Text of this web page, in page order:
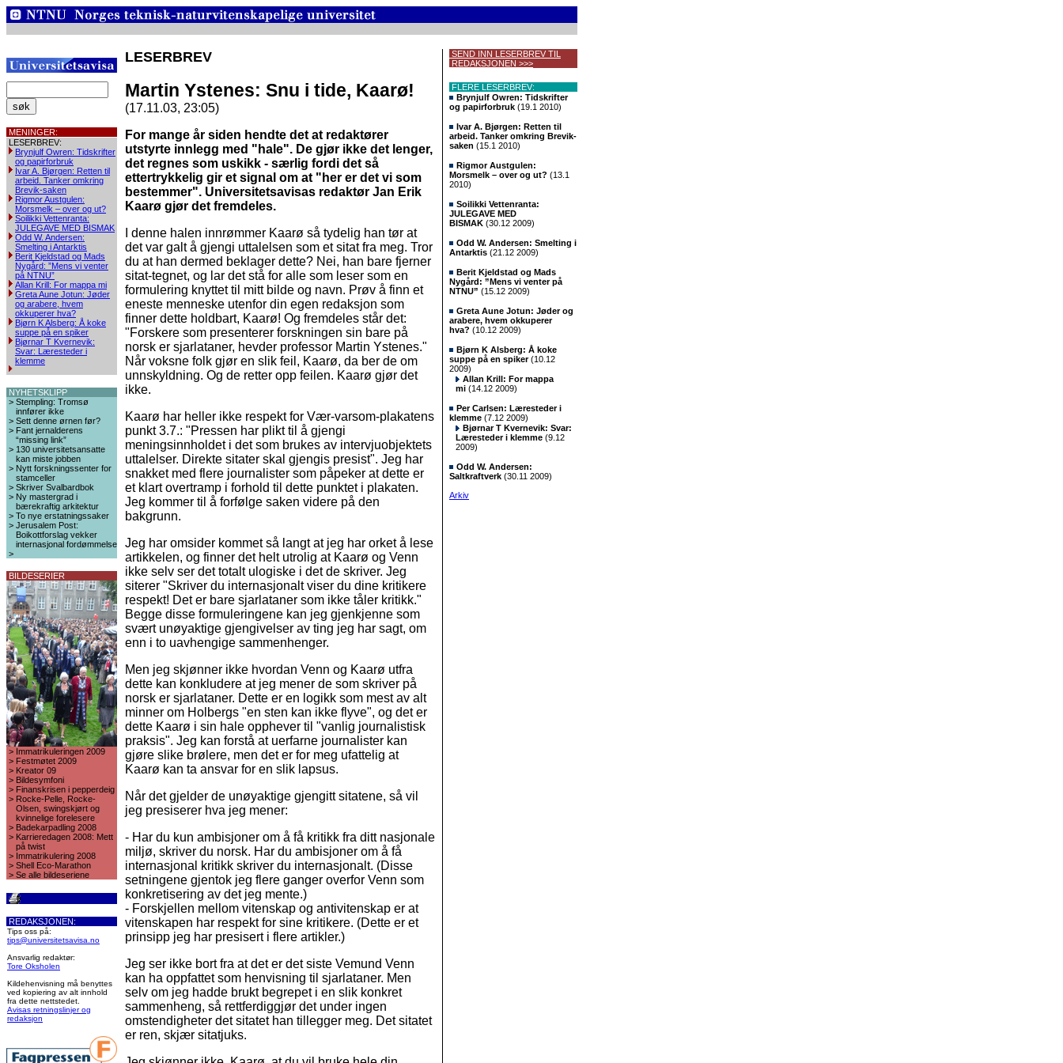
MENINGER:
LESERBREV:
Brynjulf Owren: Tidskrifter
og papirforbruk
Ivar A. Bjørgen: Retten til
arbeid. Tanker omkring
Brevik-saken
Rigmor Austgulen:
Morsmelk – over og ut?
Soilikki Vettenranta:
JULEGAVE MED BISMAK
Odd W. Andersen:
Smelting i Antarktis
Berit Kjeldstad og Mads
Nygård: ”Mens vi venter
på NTNU”
Allan Krill: For mappa mi
Greta Aune Jotun: Jøder
og arabere, hvem
okkuperer hva?
Bjørn K Alsberg: Å koke
suppe på en spiker
Bjørnar T Kvernevik:
Svar: Læresteder i
klemme
NYHETSKLIPP
> Stempling: Tromsø
innfører ikke
> Sett denne ørnen før?
> Fant jernalderens
“missing link”
> 130 universitetsansatte
kan miste jobben
> Nytt forskningssenter for
stamceller
> Skriver Svalbardbok
> Ny mastergrad i
bærekraftig arkitektur
> To nye erstatningssaker
> Jerusalem Post:
Boikottforslag vekker
internasjonal fordømmelse
>
BILDESERIER
> Immatrikuleringen 2009
> Festmøtet 2009
> Kreator 09
> Bildesymfoni
> Finanskrisen i pepperdeig
> Rocke-Pelle, Rocke-
Olsen, swingskjørt og
kvinnelige forelesere
> Badekarpadling 2008
> Karrieredagen 2008: Mett
på twist
> Immatrikulering 2008
> Shell Eco-Marathon
> Se alle bildeseriene
REDAKSJONEN:
Tips oss på:
tips@universitetsavisa.no
Ansvarlig redaktør:
Tore Oksholen
Kildehenvisning må benyttes
ved kopiering av alt innhold
fra dette nettstedet.
Avisas retningslinjer og
redaksjon
LESERBREV
Martin Ystenes: Snu i tide, Kaarø!
(17.11.03, 23:05)
For mange år siden hendte det at redaktører
utstyrte innlegg med "hale". De gjør ikke det lenger,
det regnes som uskikk - særlig fordi det så
ettertrykkelig gir et signal om at "her er det vi som
bestemmer". Universitetsavisas redaktør Jan Erik
Kaarø gjør det fremdeles.
I denne halen innrømmer Kaarø så tydelig han tør at
det var galt å gjengi uttalelsen som et sitat fra meg. Tror
du at han dermed beklager dette? Nei, han bare fjerner
sitat-tegnet, og lar det stå for alle som leser som en
formulering knyttet til mitt bilde og navn. Prøv å finn et
eneste menneske utenfor din egen redaksjon som
finner dette holdbart, Kaarø! Og fremdeles står det:
"Forskere som presenterer forskningen sin bare på
norsk er sjarlataner, hevder professor Martin Ystenes."
Når voksne folk gjør en slik feil, Kaarø, da ber de om
unnskyldning. Og de retter opp feilen. Kaarø gjør det
ikke.
Kaarø har heller ikke respekt for Vær-varsom-plakatens
punkt 3.7.: "Pressen har plikt til å gjengi
meningsinnholdet i det som brukes av intervjuobjektets
uttalelser. Direkte sitater skal gjengis presist". Jeg har
snakket med flere journalister som påpeker at dette er
et klart overtramp i forhold til dette punktet i plakaten.
Jeg kommer til å forfølge saken videre på den
bakgrunn.
Jeg har omsider kommet så langt at jeg har orket å lese
artikkelen, og finner det helt utrolig at Kaarø og Venn
ikke selv ser det totalt ulogiske i det de skriver. Jeg
siterer "Skriver du internasjonalt viser du dine kritikere
respekt! Det er bare sjarlataner som ikke tåler kritikk."
Begge disse formuleringene kan jeg gjenkjenne som
svært unøyaktige gjengivelser av ting jeg har sagt, om
enn i to uavhengige sammenhenger.
Men jeg skjønner ikke hvordan Venn og Kaarø utfra
dette kan konkludere at jeg mener de som skriver på
norsk er sjarlataner. Dette er en logikk som mest av alt
minner om Holbergs "en sten kan ikke flyve", og det er
dette Kaarø i sin hale opphever til "vanlig journalistisk
praksis". Jeg kan forstå at uerfarne journalister kan
gjøre slike brølere, men det er for meg ufattelig at
Kaarø kan ta ansvar for en slik lapsus.
Når det gjelder de unøyaktige gjengitt sitatene, så vil
jeg presiserer hva jeg mener:
- Har du kun ambisjoner om å få kritikk fra ditt nasjonale
miljø, skriver du norsk. Har du ambisjoner om å få
internasjonal kritikk skriver du internasjonalt. (Disse
setningene gjentok jeg flere ganger overfor Venn som
konkretisering av det jeg mente.)
- Forskjellen mellom vitenskap og antivitenskap er at
vitenskapen har respekt for sine kritikere. (Dette er et
prinsipp jeg har presisert i flere artikler.)
Jeg ser ikke bort fra at det er det siste Vemund Venn
kan ha oppfattet som henvisning til sjarlataner. Men
selv om jeg hadde brukt begrepet i en slik konkret
sammenheng, så rettferdiggjør det under ingen
omstendigheter det sitatet han tillegger meg. Det sitatet
er ren, skjær sitatjuks.
SEND INN LESERBREV TIL
REDAKSJONEN >>>
FLERE LESERBREV:
Brynjulf Owren: Tidskrifter
og papirforbruk (19.1 2010)
Ivar A. Bjørgen: Retten til
arbeid. Tanker omkring Brevik-
saken (15.1 2010)
Rigmor Austgulen:
Morsmelk – over og ut? (13.1
2010)
Soilikki Vettenranta:
JULEGAVE MED
BISMAK (30.12 2009)
Odd W. Andersen: Smelting i
Antarktis (21.12 2009)
Berit Kjeldstad og Mads
Nygård: ”Mens vi venter på
NTNU” (15.12 2009)
Greta Aune Jotun: Jøder og
arabere, hvem okkuperer
hva? (10.12 2009)
Bjørn K Alsberg: Å koke
suppe på en spiker(10.12
2009)
Allan Krill: For mappa
mi (14.12 2009)
Per Carlsen: Læresteder i
klemme (7.12 2009)
Bjørnar T Kvernevik: Svar:
Læresteder i klemme (9.12
2009)
Odd W. Andersen:
Saltkraftverk (30.11 2009)
Arkiv